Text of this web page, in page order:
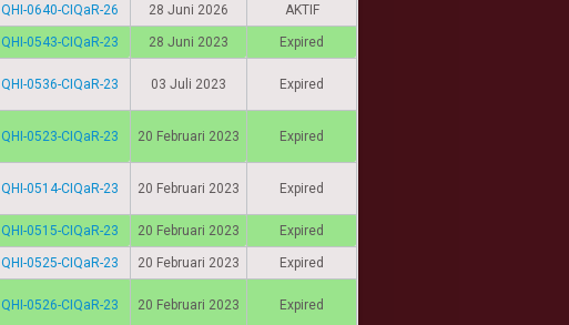
QHI-0640-CIQaR-26 28 Juni 2026 AKTIF
QHI-0543-CIQaR-23 28 Juni 2023 Expired
QHI-0536-CIQaR-23 03 Juli 2023 Expired
QHI-0523-CIQaR-23 20 Februari 2023 Expired
QHI-0514-CIQaR-23 20 Februari 2023 Expired
QHI-0515-CIQaR-23 20 Februari 2023 Expired
QHI-0525-CIQaR-23 20 Februari 2023 Expired
QHI-0526-CIQaR-23 20 Februari 2023 Expired